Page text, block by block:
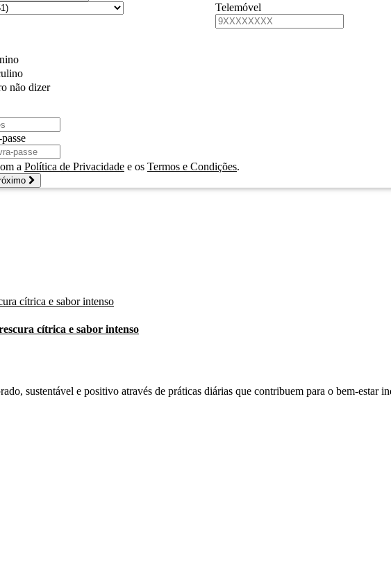
Telemóvel
não dizer
a Política de Privacidade e os Termos e Condições.
cítrica e sabor intenso
sustentável e positivo através de práticas diárias que contribuem para o bem-estar